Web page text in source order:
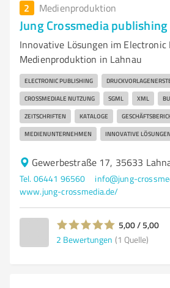
2 Medienproduktion
Jung Crossmedia publishing
Innovative Lösungen im Electronic
Medienproduktion in Lahnau
ELECTRONIC PUBLISHING
CROSSMEDIALE NUTZUNG SGML XML
ZEITSCHRIFTEN KATALOGE
MEDIENUNTERNEHMEN INNOVATIVE LÖSUNGEN
Gewerbestraße 17, 35633
Tel. 06441 96560
info@jung-
www.jung-crossmedia.de/
5,00 / 5,00
2 Bewertungen (1 Quelle)